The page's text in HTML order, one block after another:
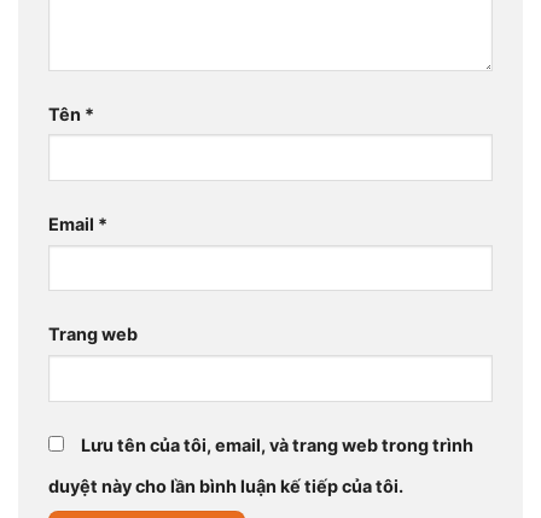
Tên *
Email *
Trang web
Lưu tên của tôi, email, và trang web trong trình
duyệt này cho lần bình luận kế tiếp của tôi.